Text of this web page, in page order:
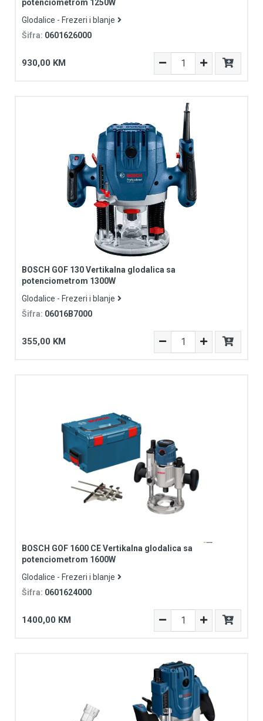
potenciometrom 1250W
Glodalice - Frezeri i blanje
Šifra: 0601626000
930,00 KM
BOSCH GOF 130 Vertikalna glodalica sa
potenciometrom 1300W
Glodalice - Frezeri i blanje
Šifra: 06016B7000
355,00 KM
BOSCH GOF 1600 CE Vertikalna glodalica sa
potenciometrom 1600W
Glodalice - Frezeri i blanje
Šifra: 0601624000
1400,00 KM